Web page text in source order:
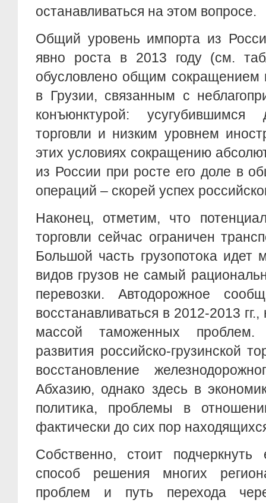
останавливаться на этом вопросе.
Общий уровень импорта из
явно роста в 2013 году (см.
обусловлено общим сокращением
в Грузии, связанным с
конъюнктурой:
торговли и низким уровнем
этих условиях сокращению
из России при росте его доле в
операций – скорей успех
Наконец, отметим, что
торговли сейчас ограничен
Большой часть грузопотока идет
видов грузов не самый
перевозки. Автодорожное
восстанавливаться в 2012-2013
массой таможенных
развития российско-грузинской
восстановление
Абхазию, однако здесь в
политика, проблемы в
фактически до сих пор
Собственно, стоит
способ решения многих
проблем и путь перехода